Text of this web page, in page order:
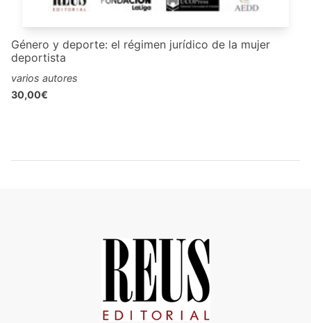
Género y deporte: el régimen jurídico de la mujer
deportista
varios autores
30,00€